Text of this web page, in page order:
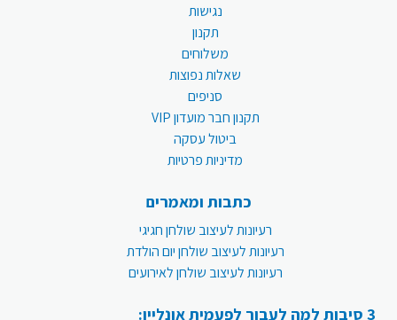
נגישות
תקנון
משלוחים
שאלות נפוצות
סניפים
תקנון חבר מועדון VIP
ביטול עסקה
מדיניות פרטיות
כתבות ומאמרים
רעיונות לעיצוב שולחן חגיגי
רעיונות לעיצוב שולחן יום הולדת
רעיונות לעיצוב שולחן לאירועים
3 סיבות למה לעבור לפעמית אונליין: